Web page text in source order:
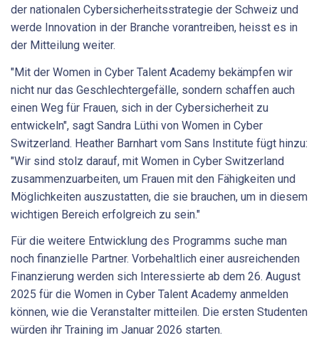
der nationalen Cybersicherheitsstrategie der Schweiz und
werde Innovation in der Branche vorantreiben, heisst es in
der Mitteilung weiter.
"Mit der Women in Cyber Talent Academy bekämpfen wir
nicht nur das Geschlechtergefälle, sondern schaffen auch
einen Weg für Frauen, sich in der Cybersicherheit zu
entwickeln", sagt Sandra Lüthi von Women in Cyber
Switzerland. Heather Barnhart vom Sans Institute fügt hinzu:
"Wir sind stolz darauf, mit Women in Cyber Switzerland
zusammenzuarbeiten, um Frauen mit den Fähigkeiten und
Möglichkeiten auszustatten, die sie brauchen, um in diesem
wichtigen Bereich erfolgreich zu sein."
Für die weitere Entwicklung des Programms suche man
noch finanzielle Partner. Vorbehaltlich einer ausreichenden
Finanzierung werden sich Interessierte ab dem 26. August
2025 für die Women in Cyber Talent Academy anmelden
können, wie die Veranstalter mitteilen. Die ersten Studenten
würden ihr Training im Januar 2026 starten.